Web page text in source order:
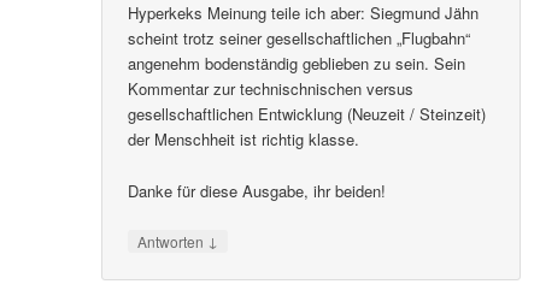
Hyperkeks Meinung teile ich aber: Siegmund Jähn
scheint trotz seiner gesellschaftlichen „Flugbahn“
angenehm bodenständig geblieben zu sein. Sein
Kommentar zur technischnischen versus
gesellschaftlichen Entwicklung (Neuzeit / Steinzeit)
der Menschheit ist richtig klasse.
Danke für diese Ausgabe, ihr beiden!
Antworten ↓